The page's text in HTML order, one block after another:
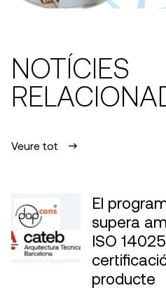
NOTÍCIES
Veure tot
El
supera
ISO
producte